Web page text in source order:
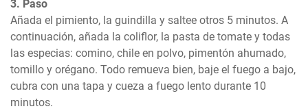
3. Paso
Añada el pimiento, la guindilla y saltee otros 5 minutos. A
continuación, añada la coliflor, la pasta de tomate y todas
las especias: comino, chile en polvo, pimentón ahumado,
tomillo y orégano. Todo remueva bien, baje el fuego a bajo,
cubra con una tapa y cueza a fuego lento durante 10
minutos.